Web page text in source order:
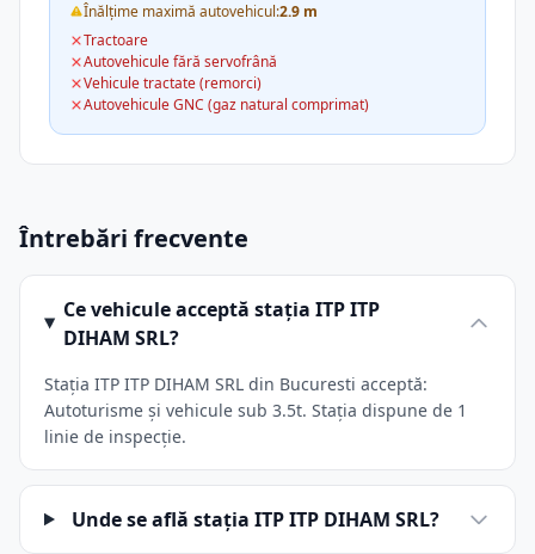
Înălțime maximă autovehicul:2.9 m
Tractoare
Autovehicule fără servofrână
Vehicule tractate (remorci)
Autovehicule GNC (gaz natural comprimat)
Întrebări frecvente
Ce vehicule acceptă stația ITP ITP
DIHAM SRL?
Stația ITP ITP DIHAM SRL din Bucuresti acceptă:
Autoturisme și vehicule sub 3.5t. Stația dispune de 1
linie de inspecție.
Unde se află stația ITP ITP DIHAM SRL?